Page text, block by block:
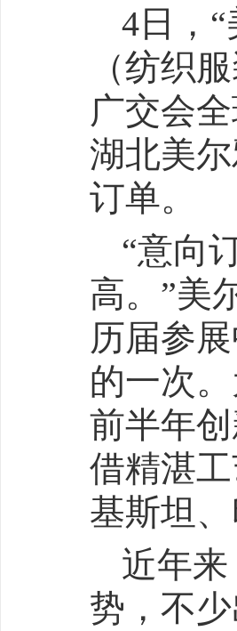
4日，
（纺织
广交会
湖北美
订单。
“意向
高。”美
历届参
的一次
前半年
借精湛
基斯坦
近年
势，不